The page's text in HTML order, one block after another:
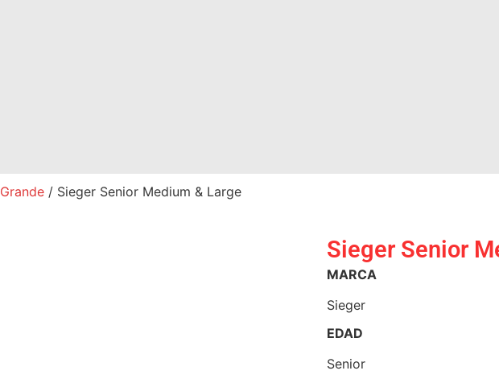
Grande / Sieger Senior Medium & Large
Sieger Senior
MARCA
Sieger
EDAD
Senior